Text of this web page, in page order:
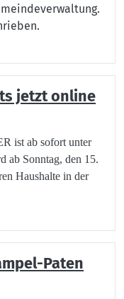
jetzt online
ist ab sofort unter
ab Sonntag, den 15.
Haushalte in der
Paten